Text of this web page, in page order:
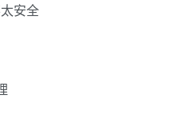
安全